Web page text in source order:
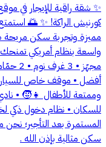
✨ شقة راقية للإيجار في
كورنيش الراكة! ✨ 🌅
مميزة وتجربة سكن مريحة
واسعة بنظام أمريكي
مجهّز
أفضل • موقف خاص
وممتعة للأطفال 👧🧒 •
للسكان • نظام دخول ذكي
المستمرة بعد التأجير؛
سكن مثالية بإذن الله .